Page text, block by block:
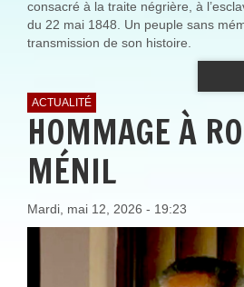
consacré à la traite négrière, à
du 22 mai 1848. Un peuple sans
transmission de son histoire.
ACTUALITÉ
HOMMAGE À
MÉNIL
Mardi, mai 12, 2026 - 19:23